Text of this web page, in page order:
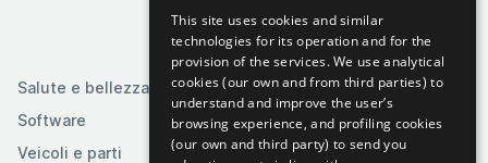
bevande e
tabacco
Salute e bellezza
Software
Veicoli e parti
This site uses cookies and similar
technologies for its operation and for the
provision of the services. We use analytical
cookies (our own and from third parties) to
understand and improve the user’s
browsing experience, and profiling cookies
(our own and third party) to send you